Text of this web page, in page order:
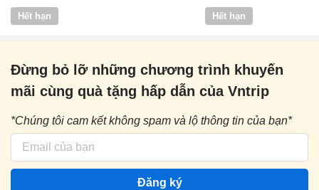
Vntrip
Hết hạn Hết hạn
Đừng bỏ lỡ những chương trình khuyến
mãi cùng quà tặng hấp dẫn của Vntrip
*Chúng tôi cam kết không spam và lộ thông tin của bạn*
Đăng ký